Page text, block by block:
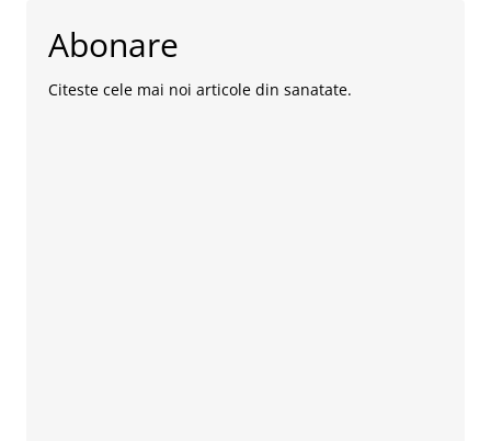
Abonare
Citeste cele mai noi articole din sanatate.